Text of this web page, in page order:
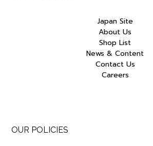
Japan Site
About Us
Shop List
News & Content
Contact Us
Careers
OUR POLICIES